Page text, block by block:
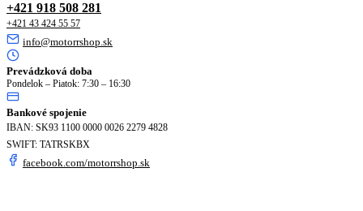
+421 918 508 281
+421 43 424 55 57
info@motorrshop.sk
Prevádzková doba
Pondelok – Piatok: 7:30 – 16:30
Bankové spojenie
IBAN: SK93 1100 0000 0026 2279 4828
SWIFT: TATRSKBX
facebook.com/motorrshop.sk